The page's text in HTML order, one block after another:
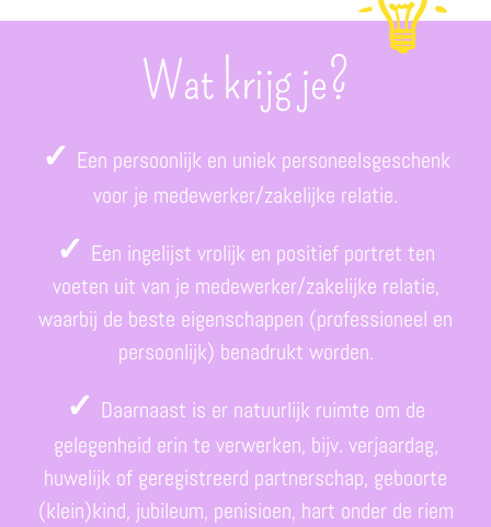
Wat krijg je?
✓ Een persoonlijk en uniek personeelsgeschenk
voor je medewerker/zakelijke relatie.
✓ Een ingelijst vrolijk en positief portret ten
voeten uit van je medewerker/zakelijke relatie,
waarbij de beste eigenschappen (professioneel en
persoonlijk) benadrukt worden.
✓ Daarnaast is er natuurlijk ruimte om de
gelegenheid erin te verwerken, bijv. verjaardag,
huwelijk of geregistreerd partnerschap, geboorte
(klein)kind, jubileum, penisioen, hart onder de riem